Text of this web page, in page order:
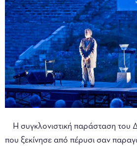
Η συγκλονιστική παράσταση του
που ξεκίνησε από πέρυσι σαν